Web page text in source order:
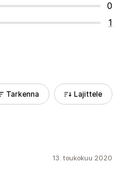
0
1
Tarkenna Lajittele
13. toukokuu 2020